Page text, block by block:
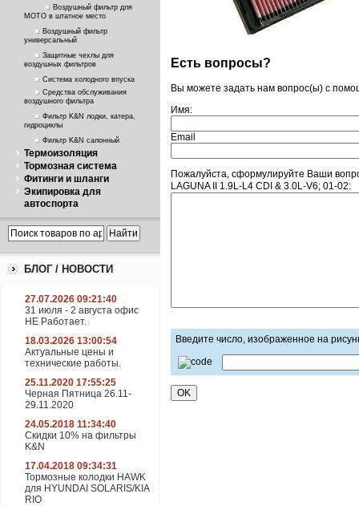
Воздушный фильтр для
МОТО в штатное место
Воздушный фильтр
универсальный
Защитные чехлы для
воздушных фильтров
Система холодного впуска
Средства обслуживания
воздушного фильтра
Фильтр K&N лодки, катера,
гидроциклы
Фильтр K&N салонный
Термоизоляция
Тормозная система
Фитинги и шланги
Экипировка для
автоспорта
БЛОГ / НОВОСТИ
27.07.2026 09:21:40
31 июля - 2 августа офис
НЕ Работает.
18.03.2026 13:00:54
Актуальные цены и
технические работы.
25.11.2020 17:55:25
Черная Пятница 26.11-
29.11.2020
24.05.2018 11:34:40
Скидки 10% на фильтры
K&N
17.04.2018 09:34:31
Тормозные колодки HAWK
для HYUNDAI SOLARIS/KIA
RIO
Есть вопросы?
Вы можете задать нам вопрос(ы) с
Имя:
Email
Пожалуйста, сформулируйте Ваши
LAGUNA II 1.9L-L4 CDI & 3.0L-V6; 01-02:
Введите число, изображенное на